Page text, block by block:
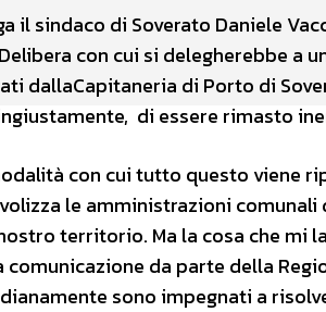
il sindaco di Soverato Daniele
con cui si delegherebbe a
dallaCapitaneria di Porto di
di essere rimasto
con cui tutto questo viene
le amministrazioni
territorio. Ma la cosa che mi
da parte della
sono impegnati a